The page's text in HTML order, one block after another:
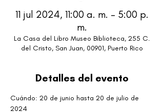
11 jul 2024, 11:00 a. m. – 5:00 p.
m.
La Casa del Libro Museo Biblioteca, 255 C.
del Cristo, San Juan, 00901, Puerto Rico
Detalles del evento
Cuándo: 20 de junio hasta 20 de julio de
2024